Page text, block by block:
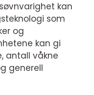
kan
som
og
kan gi
antall våkne
generell